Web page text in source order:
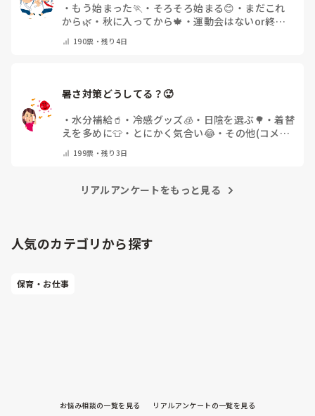
・ もう始まった🏃 ・ そろそろ始まる😊 ・ まだこれ
から🌿 ・ 秋に入ってから🍁 ・運動会はないor終わ
った✨
その他(コメントで教えてください)
190票・残り4日
暑さ対策どうしてる？🥵
・水分補給🥤 ・ 冷感グッズ🧊 ・ 日陰を選ぶ🌳 ・着替
えを多めに👕 ・ とにかく気合い😂・ その他(コメン
トで教えてください)
199票・残り3日
リアルアンケートをもっと見る
人気のカテゴリから探す
保育・お仕事
お悩み相談の一覧を見る リアルアンケートの一覧を見る